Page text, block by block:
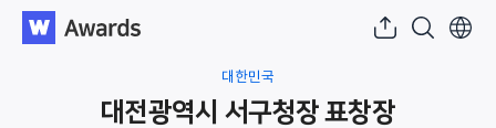
대한민국
대전광역시 서구청장 표창장